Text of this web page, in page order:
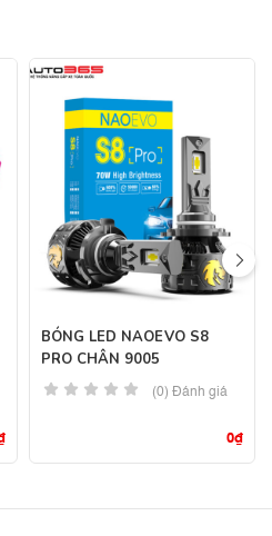
BÓNG LED NAOEVO S8
PRO CHÂN 9005
(0) Đánh giá
0₫